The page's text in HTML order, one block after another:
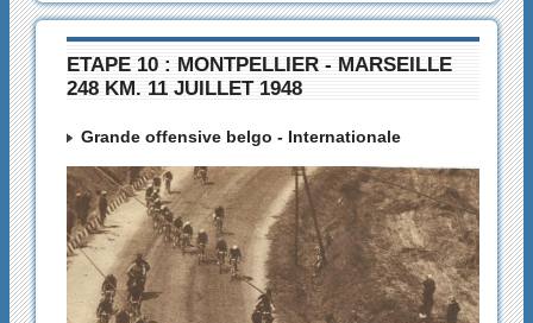
ETAPE 10 : MONTPELLIER - MARSEILLE
248 KM. 11 JUILLET 1948
Grande offensive belgo - Internationale